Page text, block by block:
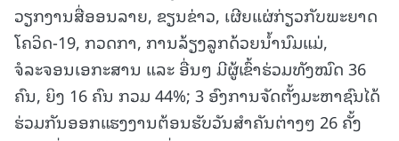
ວຽກງານສື່ອອນລາຍ, ຂຽນຂ່າວ, ເຜີຍແຜ່ກ່ຽວກັບພະຍາດ
ໂຄວິດ-19, ກວດກາ, ການລ້ຽງລູກດ້ວຍນ້ຳນົມແມ່,
ຈໍລະຈອນເອກະສານ ແລະ ອື່ນໆ ມີຜູ້ເຂົ້າຮ່ວມທັງໝົດ 36
ຄົນ, ຍິງ 16 ຄົນ ກວມ 44%; 3 ອົງການຈັດຕັ້ງມະຫາຊົນໄດ້
ຮ່ວມກັນອອກແຮງງານຕ້ອນຮັບວັນສຳຄັນຕ່າງໆ 26 ຄັ້ງ